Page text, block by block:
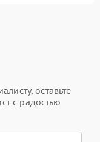
оставьте
с радостью